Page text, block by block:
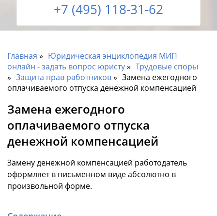
+7 (495) 118-31-62
Главная
Юридическая энциклопедия МИП
онлайн - задать вопрос юристу
Трудовые споры
Защита прав работников
Замена ежегодного
оплачиваемого отпуска денежной компенсацией
Замена ежегодного
оплачиваемого отпуска
денежной компенсацией
Замену денежной компенсацией работодатель
оформляет в письменном виде абсолютно в
произвольной форме.